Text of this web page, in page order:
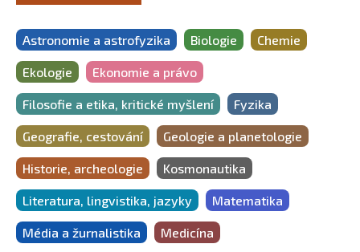
Astronomie a astrofyzika Biologie Chemie
Ekologie Ekonomie a právo
Filosofie a etika, kritické myšlení Fyzika
Geografie, cestování Geologie a planetologie
Historie, archeologie Kosmonautika
Literatura, lingvistika, jazyky Matematika
Média a žurnalistika Medicína